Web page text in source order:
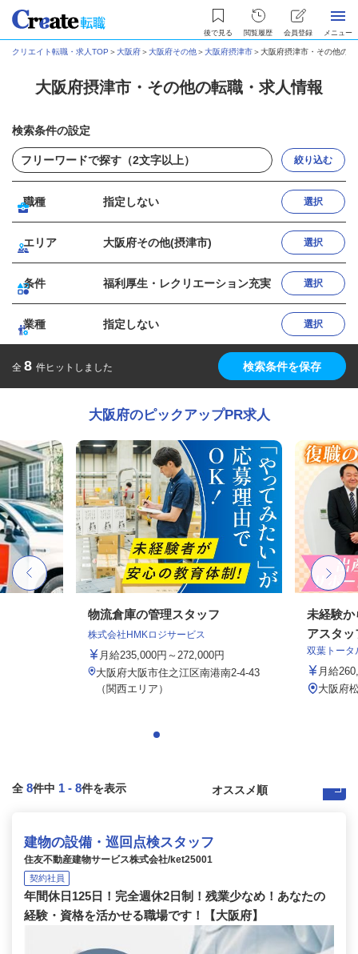
後で見る 閲覧履歴 会員登録 メニュー
クリエイト転職・求人TOP ＞大阪府＞大阪府その他＞大阪府摂津市＞大阪府摂津市・その他の
大阪府摂津市・その他の転職・求人情報
検索条件の設定
絞り込む
職種 指定しない 選択
エリア 大阪府その他(摂津市) 選択
条件 福利厚生・レクリエーション充実 選択
業種 指定しない 選択
全 8 件ヒットしました 検索条件を保存
大阪府のピックアップPR求人
物流倉庫の管理スタッフ
株式会社HMKロジサービス
月給235,000円～272,000円
大阪府大阪市住之江区南港南2-4-43
（関西エリア）
未経験か
アスタッ
双葉トータ
月給
大阪府
全 8件中 1 - 8件を表示
建物の設備・巡回点検スタッフ
住友不動産建物サービス株式会社/ket25001
契約社員
年間休日125日！完全週休2日制！残業少なめ！あなたの
経験・資格を活かせる職場です！【大阪府】